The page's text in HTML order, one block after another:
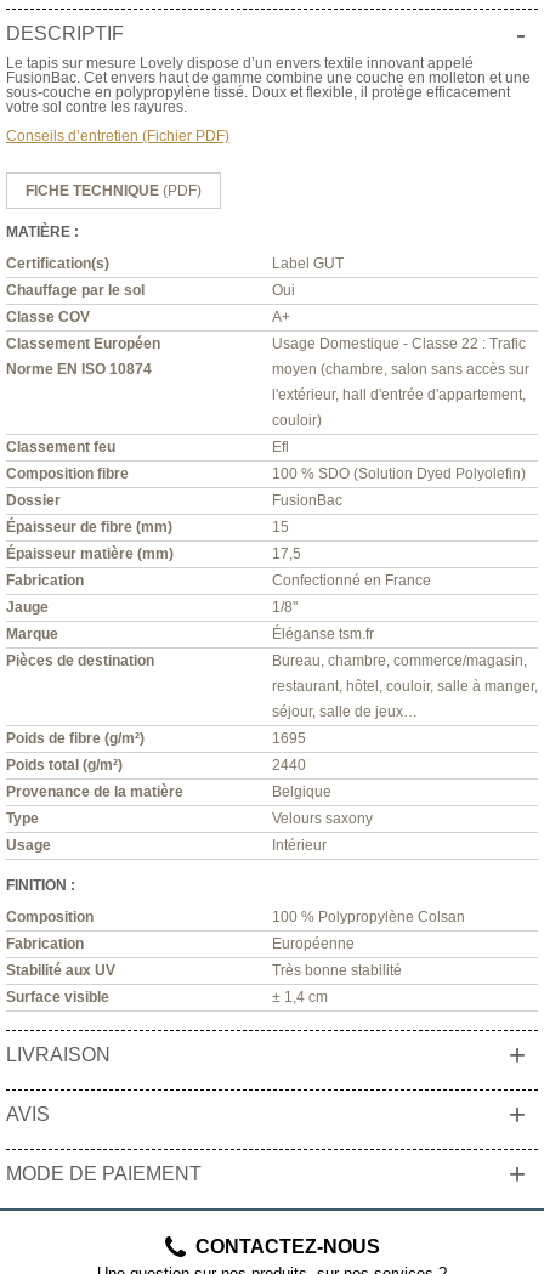
DESCRIPTIF -
Le tapis sur mesure Lovely dispose d’un envers textile innovant appelé
FusionBac. Cet envers haut de gamme combine une couche en molleton et une
sous-couche en polypropylène tissé. Doux et flexible, il protège efficacement
votre sol contre les rayures.
Conseils d’entretien (Fichier PDF)
FICHE TECHNIQUE (PDF)
MATIÈRE :
Certification(s)
Label GUT
Chauffage par le sol
Oui
Classe COV
A+
Classement Européen
Norme EN ISO 10874
Usage Domestique - Classe 22 : Trafic
moyen (chambre, salon sans accès sur
l'extérieur, hall d'entrée d'appartement,
couloir)
Classement feu
Efl
Composition fibre
100 % SDO (Solution Dyed Polyolefin)
Dossier
FusionBac
Épaisseur de fibre (mm)
15
Épaisseur matière (mm)
17,5
Fabrication
Confectionné en France
Jauge
1/8''
Marque
Éléganse tsm.fr
Pièces de destination
Bureau, chambre, commerce/magasin,
restaurant, hôtel, couloir, salle à manger,
séjour, salle de jeux…
Poids de fibre (g/m²)
1695
Poids total (g/m²)
2440
Provenance de la matière
Belgique
Type
Velours saxony
Usage
Intérieur
FINITION :
Composition
100 % Polypropylène Colsan
Fabrication
Européenne
Stabilité aux UV
Très bonne stabilité
Surface visible
± 1,4 cm
LIVRAISON +
AVIS +
MODE DE PAIEMENT +
CONTACTEZ-NOUS